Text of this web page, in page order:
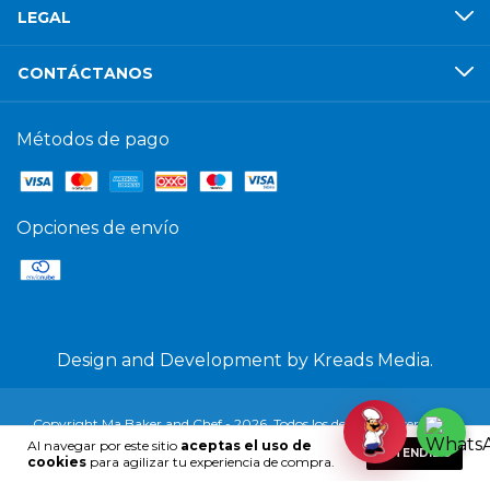
Al navegar por este sitio aceptas el uso de
cookies para agilizar tu experiencia de compra.
ENTENDIDO
LEGAL
CONTÁCTANOS
Métodos de pago
Opciones de envío
Design and Development by Kreads Media.
Copyright Ma Baker and Chef - 2026. Todos los derechos reservados.